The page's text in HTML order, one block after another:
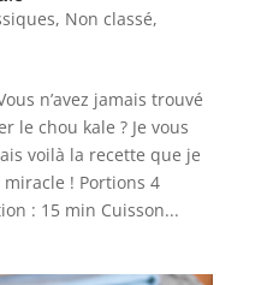
, Non classé,
n’avez jamais trouvé
le chou kale ? Je vous
voilà la recette que je
! Portions 4
: 15 min Cuisson...